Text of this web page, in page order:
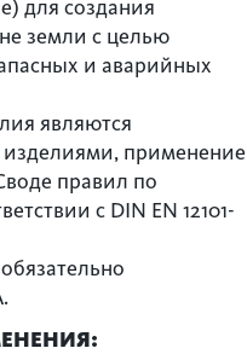
для создания
земли с целью
и аварийных
являются
применение
правил по
с DIN EN 12101-